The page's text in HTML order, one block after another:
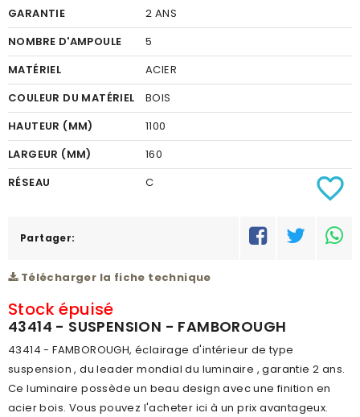
GARANTIE
2 ANS
NOMBRE D'AMPOULE
5
MATÉRIEL
ACIER
COULEUR DU MATÉRIEL
BOIS
HAUTEUR (MM)
1100
LARGEUR (MM)
160
RÉSEAU
C
Partager:
Télécharger la fiche technique
Stock épuisé
43414 - SUSPENSION - FAMBOROUGH
43414 - FAMBOROUGH, éclairage d'intérieur de type
suspension , du leader mondial du luminaire , garantie 2 ans.
Ce luminaire possède un beau design avec une finition en
acier bois. Vous pouvez l'acheter ici à un prix avantageux.
favorite_border